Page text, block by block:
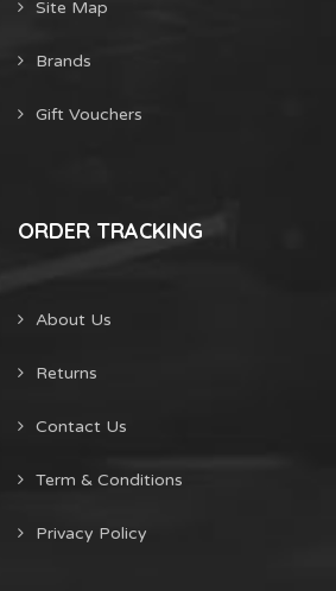
Site Map
Brands
Gift Vouchers
ORDER TRACKING
About Us
Returns
Contact Us
Term & Conditions
Privacy Policy